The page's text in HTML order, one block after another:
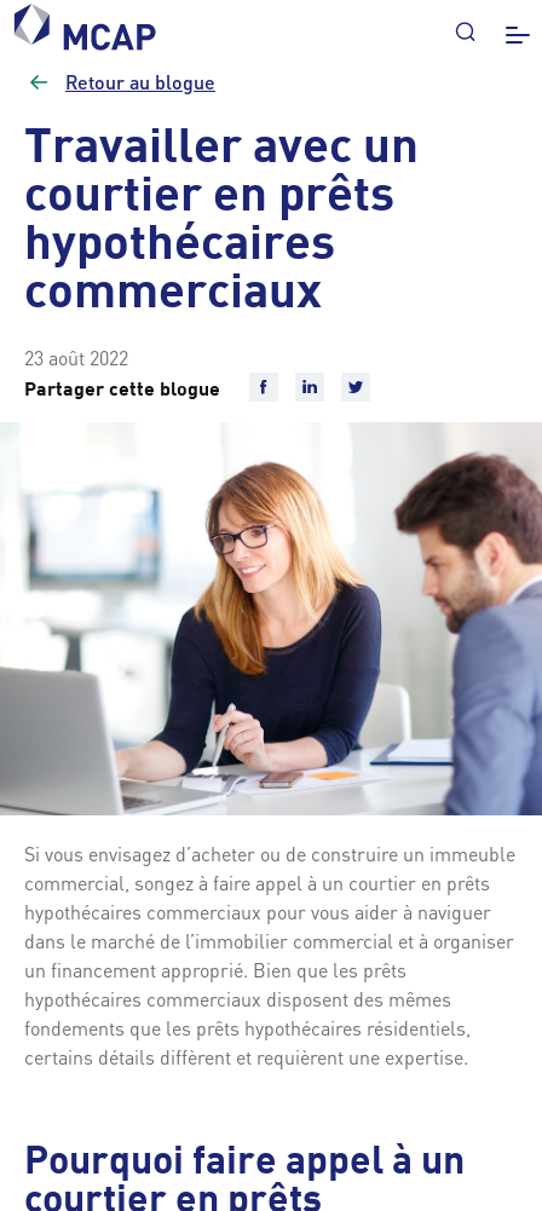
Retour au blogue
Travailler avec un
courtier en prêts
hypothécaires
commerciaux
23 août 2022
Partager cette blogue
Si vous envisagez d’acheter ou de construire un immeuble
commercial, songez à faire appel à un courtier en prêts
hypothécaires commerciaux pour vous aider à naviguer
dans le marché de l’immobilier commercial et à organiser
un financement approprié. Bien que les prêts
hypothécaires commerciaux disposent des mêmes
fondements que les prêts hypothécaires résidentiels,
certains détails diffèrent et requièrent une expertise.
Pourquoi faire appel à un
courtier en prêts